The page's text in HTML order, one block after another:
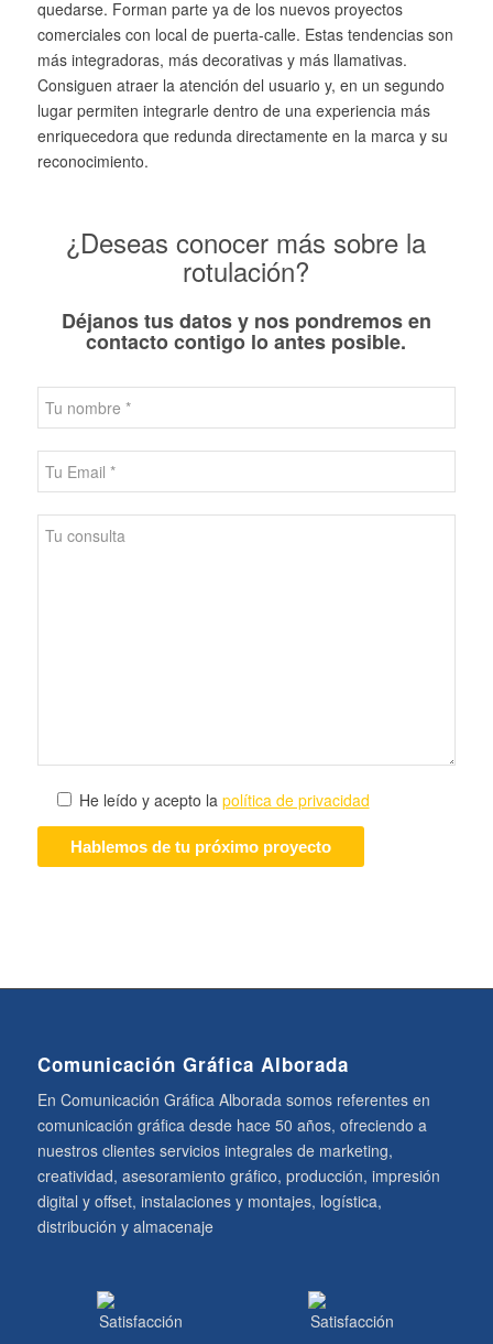
quedarse. Forman parte ya de los nuevos proyectos
comerciales con local de puerta-calle. Estas tendencias son
más integradoras, más decorativas y más llamativas.
Consiguen atraer la atención del usuario y, en un segundo
lugar permiten integrarle dentro de una experiencia más
enriquecedora que redunda directamente en la marca y su
reconocimiento.
¿Deseas conocer más sobre la
rotulación?
Déjanos tus datos y nos pondremos en
contacto contigo lo antes posible.
He leído y acepto la política de privacidad
Comunicación Gráfica Alborada
En Comunicación Gráfica Alborada somos referentes en
comunicación gráfica desde hace 50 años, ofreciendo a
nuestros clientes servicios integrales de marketing,
creatividad, asesoramiento gráfico, producción, impresión
digital y offset, instalaciones y montajes, logística,
distribución y almacenaje